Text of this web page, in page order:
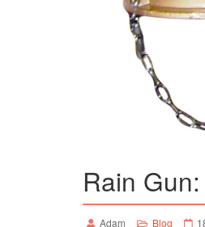
Rain
Adam Blog